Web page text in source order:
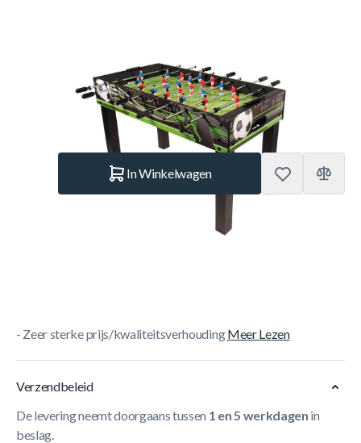
BUF.6015.000 Merk:Buffalo
Op voorraad
In Winkelwagen
- Zeer sterke prijs/kwaliteitsverhoudingMeer Lezen
Verzendbeleid
De levering neemt doorgaans tussen 1 en 5 werkdagen in
beslag.